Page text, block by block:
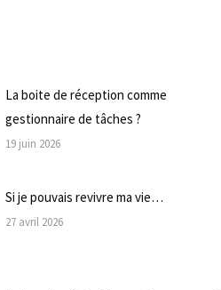
La boite de réception comme
gestionnaire de tâches ?
19 juin 2026
Si je pouvais revivre ma vie…
27 avril 2026